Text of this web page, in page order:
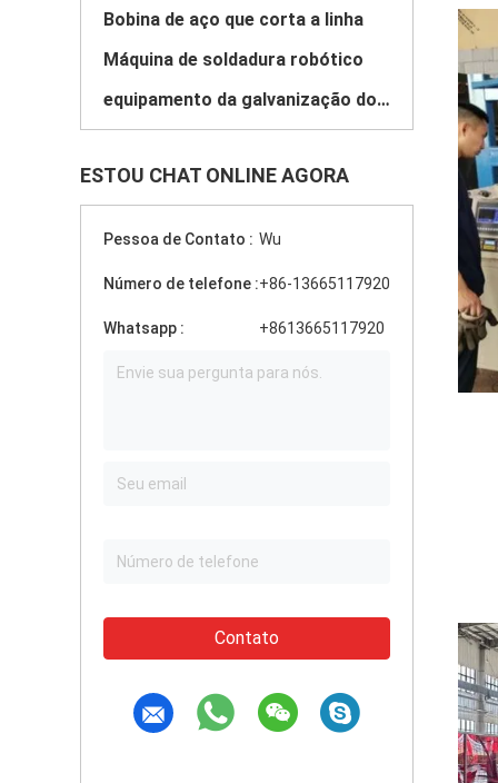
Bobina de aço que corta a linha
Máquina de soldadura robótico
equipamento da galvanização do mergulho quente
ESTOU CHAT ONLINE AGORA
Pessoa de Contato : Wu
Número de telefone :+86-13665117920
Whatsapp : +8613665117920
Contato